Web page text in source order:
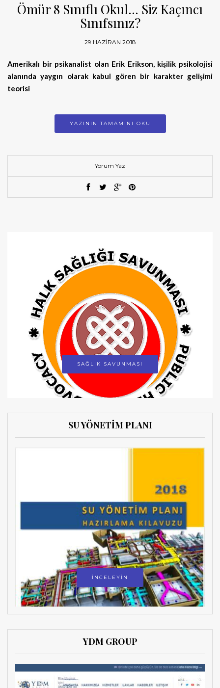
Ömür 8 Sınıflı Okul… Siz Kaçıncı
Sınıfsınız?
29 HAZIRAN 2018
Amerikalı bir psikanalist olan Erik Erikson, kişilik psikolojisi
alanında yaygın olarak kabul gören bir karakter gelişimi
teorisi
YAZININ TAMAMINI OKU
Yorum Yaz
SAĞLIK SAVUNMASI
SU YÖNETİM PLANI
İNCELEYİN
YDM GROUP